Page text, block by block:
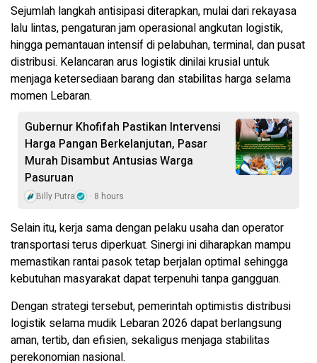
Sejumlah langkah antisipasi diterapkan, mulai dari rekayasa
lalu lintas, pengaturan jam operasional angkutan logistik,
hingga pemantauan intensif di pelabuhan, terminal, dan pusat
distribusi. Kelancaran arus logistik dinilai krusial untuk
menjaga ketersediaan barang dan stabilitas harga selama
momen Lebaran.
Gubernur Khofifah Pastikan Intervensi
Harga Pangan Berkelanjutan, Pasar
Murah Disambut Antusias Warga
Pasuruan
Billy Putra 8 hours
Selain itu, kerja sama dengan pelaku usaha dan operator
transportasi terus diperkuat. Sinergi ini diharapkan mampu
memastikan rantai pasok tetap berjalan optimal sehingga
kebutuhan masyarakat dapat terpenuhi tanpa gangguan.
Dengan strategi tersebut, pemerintah optimistis distribusi
logistik selama mudik Lebaran 2026 dapat berlangsung
aman, tertib, dan efisien, sekaligus menjaga stabilitas
perekonomian nasional.